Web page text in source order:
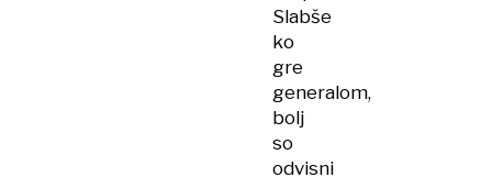
Slabše
ko
gre
generalom,
bolj
so
odvisni